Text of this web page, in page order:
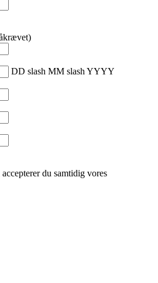
DD slash MM slash YYYY
du samtidig vores